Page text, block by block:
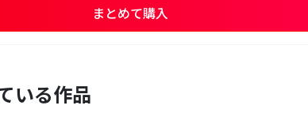
まとめて購入
いる作品